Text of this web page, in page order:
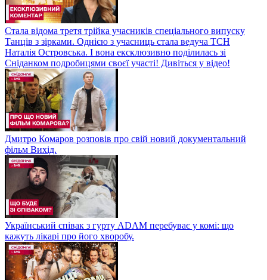
Стала відома третя трійка учасників спеціального випуску
Танців з зірками. Однією з учасниць стала ведуча ТСН
Наталія Островська. І вона ексклюзивно поділилась зі
Сніданком подробицями своєї участі! Дивіться у відео!
Дмитро Комаров розповів про свій новий документальний
фільм Вихід.
Український співак з гурту ADAM перебуває у комі: що
кажуть лікарі про його хворобу.